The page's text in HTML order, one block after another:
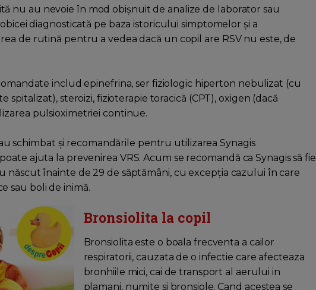
nu au nevoie în mod obișnuit de analize de laborator sau
diagnosticată pe baza istoricului simptomelor și a
de rutină pentru a vedea dacă un copil are RSV nu este, de
includ epinefrina, ser fiziologic hiperton nebulizat (cu
spitalizat), steroizi, fizioterapie toracică (CPT), oxigen (dacă
pulsioximetriei continue.
schimbat și recomandările pentru utilizarea Synagis
ajuta la prevenirea VRS. Acum se recomandă ca Synagis să fie
născut înainte de 29 de săptămâni, cu excepția cazului în care
sau boli de inimă.
Bronsiolita la copil
Bronsiolita este o boala frecventa a cailor
respiratorii, cauzata de o infectie care afecteaza
bronhiile mici, cai de transport al aerului in
plamani, numite si bronsiole. Cand acestea se